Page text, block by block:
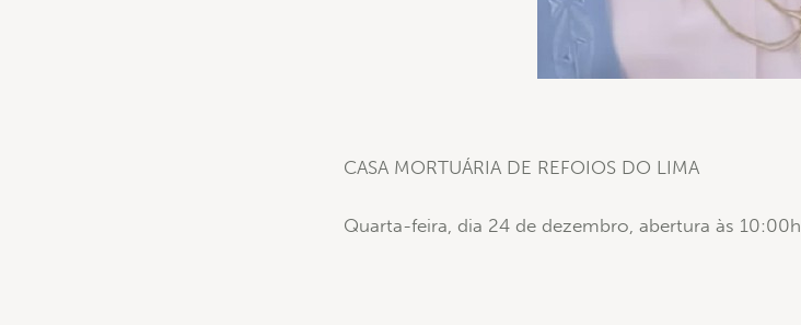
CASA MORTUÁRIA DE REFOIOS DO LIMA
Quarta-feira, dia 24 de dezembro, abertura às 10:00h